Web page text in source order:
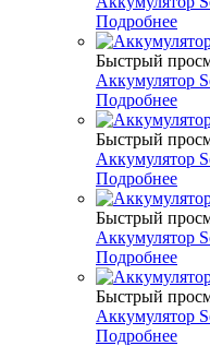
Подробнее
Быстрый
Аккумулятор
Подробнее
Быстрый
Аккумулятор
Подробнее
Быстрый
Аккумулятор
Подробнее
Быстрый
Аккумулятор
Подробнее